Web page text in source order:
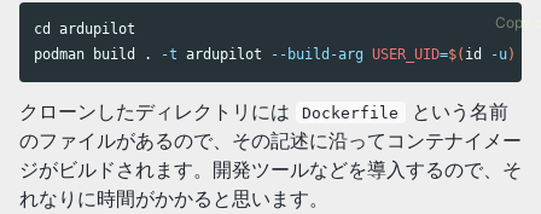
Copy
cd ardupilot
podman build
. -t ardupilot --build-arg USER_UID=$( id -u)
クローンしたディレクトリには Dockerfile
という名前
のファイルがあるので、その記述に沿ってコンテナイメー
ジがビルドされます。開発ツールなどを導入するので、そ
れなりに時間がかかると思います。